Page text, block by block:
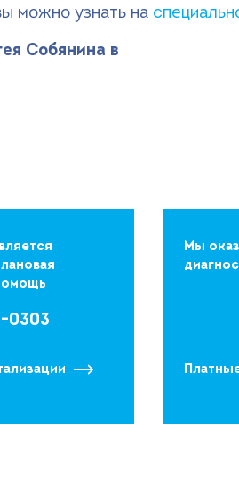
можно узнать на
Собянина в
0303
Мы